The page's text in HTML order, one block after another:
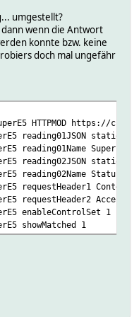
- (06:00-21:00 |
umgestellt?
wenn die Antwort
konnte bzw. keine
doch mal ungefähr
HTTPMOD https://
reading01JSON
reading01Name SuperE5
reading02JSON
reading02Name Status
requestHeader1
requestHeader2 Accept:
enableControlSet 1
showMatched 1